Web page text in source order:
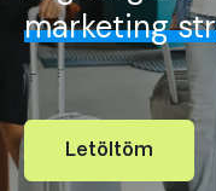
marketing
Letöltöm